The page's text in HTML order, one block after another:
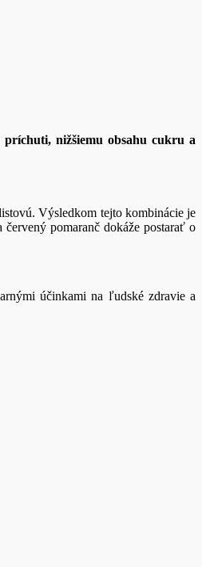
príchuti, nižšiemu obsahu cukru a
Výsledkom tejto kombinácie je
pomaranč dokáže postarať o
účinkami na ľudské zdravie a